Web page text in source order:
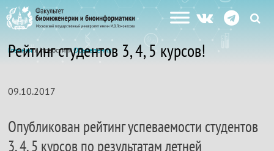
Главная» Новости »Объявления
Рейтинг студентов 3, 4, 5 курсов!
09.10.2017
Опубликован рейтинг успеваемости студентов
3, 4, 5 курсов по результатам летней